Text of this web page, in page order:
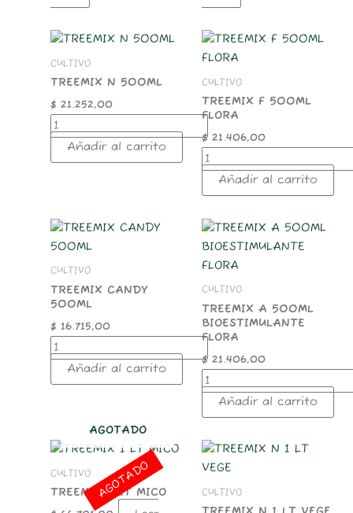
CULTIVO
TREEMIX N 500ML
$ 21.252,00
TREEMIX
500ML
cantidad
Añadir al carrito
CULTIVO
TREEMIX F 500ML
FLORA
$21.406,00
TREEMIX
F
FLORA
cantidad
Añadir al carrito
CULTIVO
TREEMIX CANDY
500ML
$ 16.715,00
TREEMIX
CANDY
cantidad
Añadir al carrito
CULTIVO
TREEMIX A 500ML
BIOESTIMULANTE
FLORA
$21.406,00
TREEMIX
A
500ML
BIOESTIMULANTE
FLORA
cantidad
Añadir al carrito
AGOTADO
CULTIVO
TREEMIX 1 LT MICO
AGOTADO CULTIVO
TREEMIX
N
LT
VEGE